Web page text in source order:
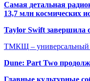
Самая детальная
13,7 млн космических
Taylor Swift завершила
ТМКЩ – универсальный
Dune: Part Two
Главные культурные